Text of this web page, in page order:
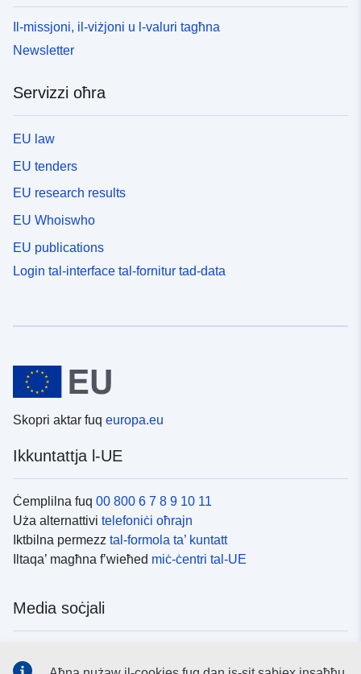
Il-missjoni, il-viżjoni u l-valuri tagħna
Newsletter
Servizzi oħra
EU law
EU tenders
EU research results
EU Whoiswho
EU publications
Login tal-interface tal-fornitur tad-data
Skopri aktar fuq europa.eu
Ikkuntattja l-UE
Ċemplilna fuq 00 800 6 7 8 9 10 11
Uża alternattivi telefoniċi oħrajn
Iktbilna permezz tal-formola ta’ kuntatt
Iltaqa’ magħna f’wieħed miċ-ċentri tal-UE
Media soċjali